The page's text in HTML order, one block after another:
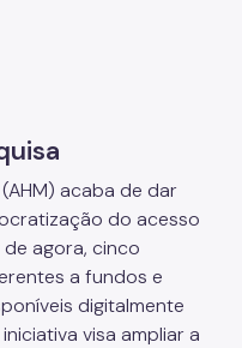
acaba de dar
do acesso
agora, cinco
a fundos e
digitalmente
visa ampliar a